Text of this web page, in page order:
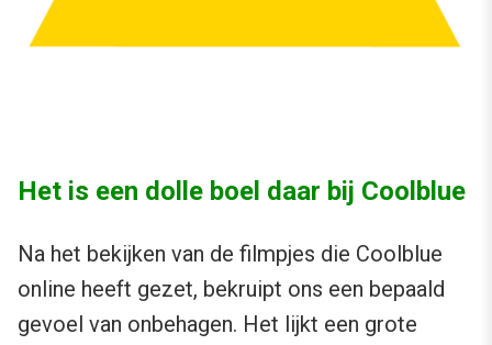
Het is een dolle boel daar bij Coolblue
Na het bekijken van de filmpjes die Coolblue
online heeft gezet, bekruipt ons een bepaald
gevoel van onbehagen. Het lijkt een grote